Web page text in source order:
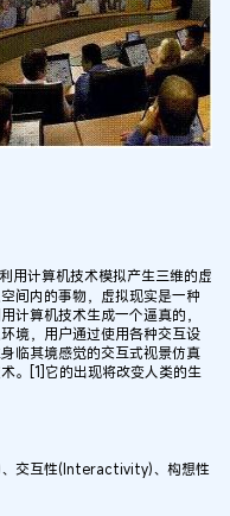
计算机技术模拟产生三维的虚
间内的事物，虚拟现实是一种
计算机技术生成一个逼真的，
境，用户通过使用各种交互设
临其境感觉的交互式视景仿真
。[1]它的出现将改变人类的生
交互性(Interactivity)、构想性